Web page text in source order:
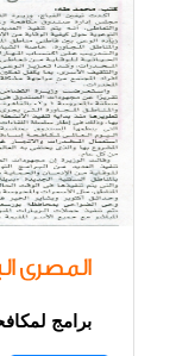
المصرى
برامج